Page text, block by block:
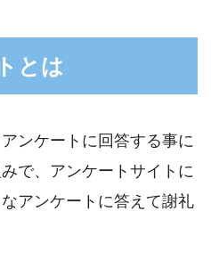
とは
ンケートに回答する事に
で、アンケートサイトに
アンケートに答えて謝礼